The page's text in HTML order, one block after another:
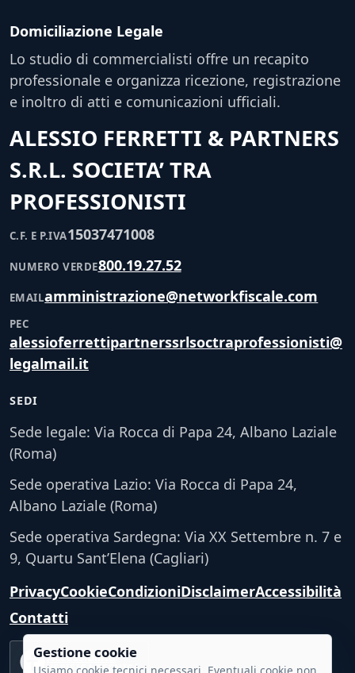
Domiciliazione Legale
Lo studio di commercialisti offre un recapito
professionale e organizza ricezione, registrazione
e inoltro di atti e comunicazioni ufficiali.
ALESSIO FERRETTI & PARTNERS
S.R.L. SOCIETA’ TRA
PROFESSIONISTI
C.F. E P.IVA15037471008
NUMERO VERDE800.19.27.52
EMAILamministrazione@networkfiscale.com
PEC
alessioferrettipartnerssrlsoctraprofessionisti@
legalmail.it
SEDI
Sede legale: Via Rocca di Papa 24, Albano Laziale
(Roma)
Sede operativa Lazio: Via Rocca di Papa 24,
Albano Laziale (Roma)
Sede operativa Sardegna: Via XX Settembre n. 7 e
9, Quartu Sant’Elena (Cagliari)
PrivacyCookieCondizioniDisclaimerAccessibilità
Contatti
Accessibilità
VERIFICA TECNICA
Gestione cookie